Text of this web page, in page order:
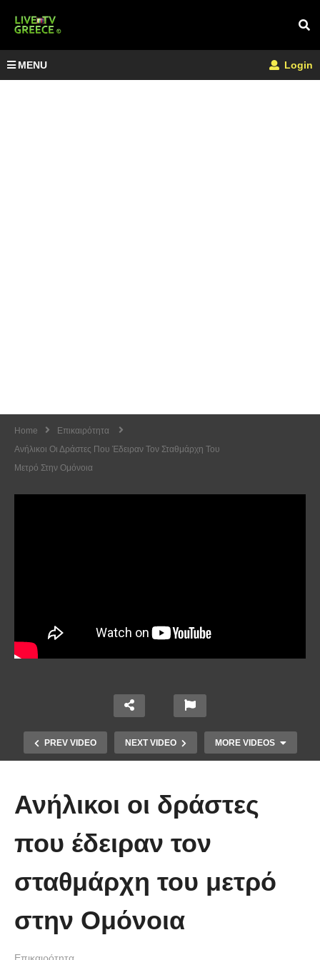
MENU Login
Home
Επικαιρότητα
Ανήλικοι Οι Δράστες Που Έδειραν Τον Σταθμάρχη Του
Μετρό Στην Ομόνοια
PREV VIDEO NEXT VIDEO MORE VIDEOS
πρώτη στιγμή και συγκίνησε το
νοηματική με ένα μικρό κορίτσι
Ανήλικοι οι δράστες
που έδειραν τον
σταθμάρχη του μετρό
στην Ομόνοια